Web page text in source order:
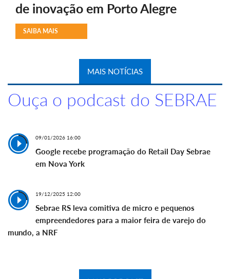
de inovação em Porto Alegre
SAIBA MAIS
MAIS NOTÍCIAS
Ouça o podcast do SEBRAE
09/01/2026 16:00
Google recebe programação do Retail Day Sebrae
em Nova York
19/12/2025 12:00
Sebrae RS leva comitiva de micro e pequenos
empreendedores para a maior feira de varejo do
mundo, a NRF